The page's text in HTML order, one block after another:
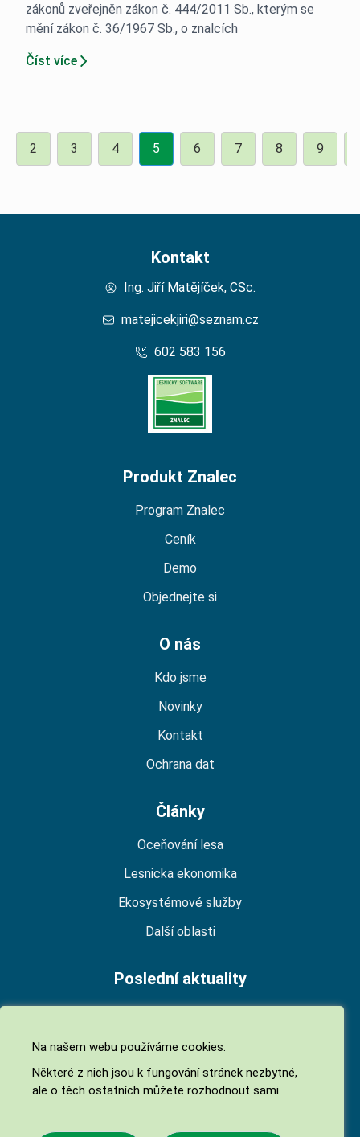
zákonů zveřejněn zákon č. 444/2011 Sb., kterým se
mění zákon č. 36/1967 Sb., o znalcích
Číst více
2 3 4 5 6 7 8 9
Kontakt
Ing. Jiří Matějíček, CSc.
matejicekjiri@seznam.cz
602 583 156
Domů – Lesní Znalec
Produkt Znalec
Program Znalec
Ceník
Demo
Objednejte si
O nás
Kdo jsme
Novinky
Kontakt
Ochrana dat
Články
Oceňování lesa
Lesnicka ekonomika
Ekosystémové služby
Další oblasti
Poslední aktuality
roce 2024
15. 10. 2025
Seminář k oceňování lesa-atypické případy
Na našem webu používáme cookies.
Některé z nich jsou k fungování stránek nezbytné,
ale o těch ostatních můžete rozhodnout sami.